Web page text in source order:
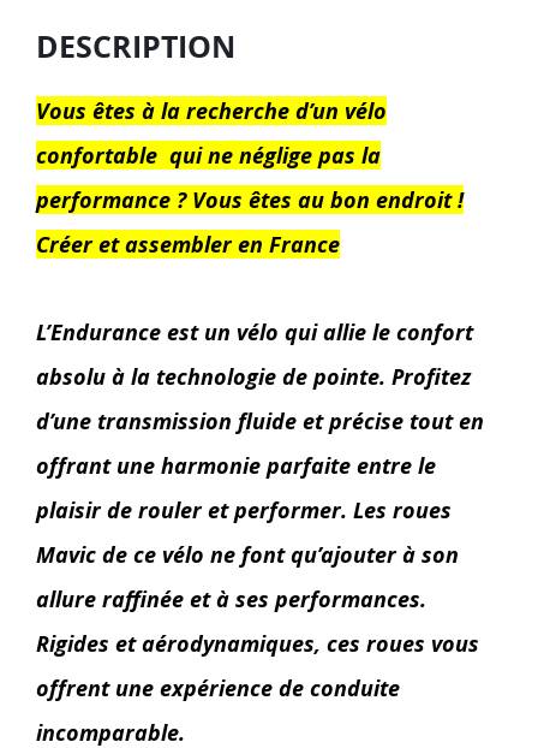
DESCRIPTION
Vous êtes à la recherche d’un vélo
confortable qui ne néglige pas la
performance ? Vous êtes au bon endroit !
Créer et assembler en France
L’Endurance est un vélo qui allie le confort
absolu à la technologie de pointe. Profitez
d’une transmission fluide et précise tout en
offrant une harmonie parfaite entre le
plaisir de rouler et performer. Les roues
Mavic de ce vélo ne font qu’ajouter à son
allure raffinée et à ses performances.
Rigides et aérodynamiques, ces roues vous
offrent une expérience de conduite
incomparable.